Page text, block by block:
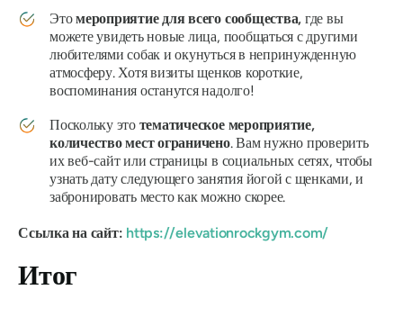
Этомероприятие для всего сообщества, где вы
можете увидеть новые лица, пообщаться с другими
любителями собак и окунуться в непринужденную
атмосферу. Хотя визиты щенков короткие,
воспоминания останутся надолго!
Поскольку этотематическое мероприятие,
количество мест ограничено. Вам нужно проверить
их веб-сайт или страницы в социальных сетях, чтобы
узнать дату следующего занятия йогой с щенками, и
забронировать место как можно скорее.
Ссылка на сайт: https://elevationrockgym.com/
Итог